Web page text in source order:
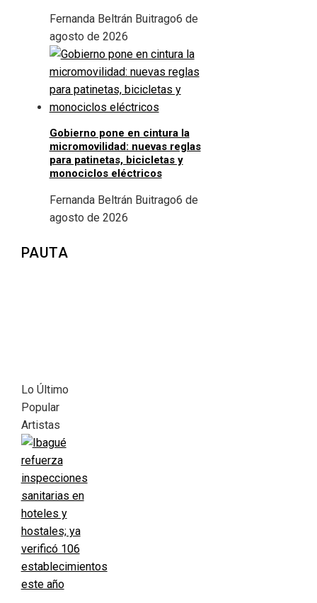
Fernanda Beltrán Buitrago6 de
agosto de 2026
Gobierno pone en cintura la
micromovilidad: nuevas reglas
para patinetas, bicicletas y
monociclos eléctricos
Fernanda Beltrán Buitrago6 de
agosto de 2026
PAUTA
Lo Último
Popular
Artistas